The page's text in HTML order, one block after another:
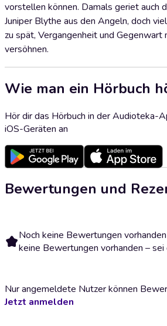
vorstellen können. Damals geriet auch
Juniper Blythe aus den Angeln, doch
zu spät, Vergangenheit und Gegenwart
versöhnen.
Wie man ein Hörbuch
Hör dir das Hörbuch in der Audioteka-
iOS-Geräten an
Bewertungen und
Noch keine Bewertungen
keine Bewertungen vorhanden – sei
Nur angemeldete Nutzer können
Jetzt anmelden